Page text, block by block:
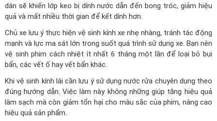
dán sẽ khiến lớp keo bị dính nước dẫn đến bong tróc, giảm hiệu
quả và mất nhiều thời gian để kết dính hơn.
Chủ xe lưu ý thực hiện vệ sinh kính xe nhẹ nhàng, tránh tác động
mạnh và lực ma sát lớn trong suốt quá trình sử dụng xe. Bạn nên
vệ sinh phim cách nhiệt ít nhất 6 tháng một lần để loại bỏ bụi
bẩn, các vết ố hay vết bẩn khác.
Khi vệ sinh kính lái cần lưu ý sử dụng nước rửa chuyên dụng theo
đúng hướng dẫn. Việc làm này không những giúp tăng hiệu quả
làm sạch mà còn giảm tổn hại cho màu sắc của phim, nâng cao
hiệu quả sản phẩm.